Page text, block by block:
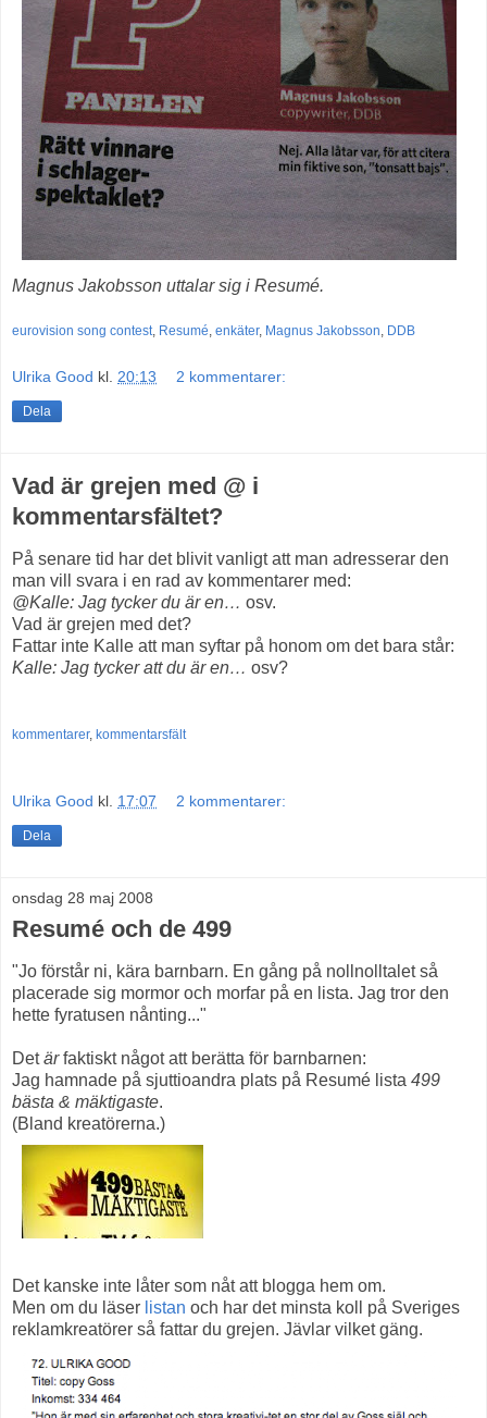
Magnus Jakobsson uttalar sig i Resumé.
eurovision song contest, Resumé, enkäter, Magnus Jakobsson, DDB
Ulrika Good kl. 20:13 2 kommentarer:
Dela
Vad är grejen med @ i
kommentarsfältet?
På senare tid har det blivit vanligt att man adresserar den
man vill svara i en rad av kommentarer med:
@Kalle: Jag tycker du är en… osv.
Vad är grejen med det?
Fattar inte Kalle att man syftar på honom om det bara står:
Kalle: Jag tycker att du är en… osv?
kommentarer, kommentarsfält
Ulrika Good kl. 17:07 2 kommentarer:
Dela
onsdag 28 maj 2008
Resumé och de 499
"Jo förstår ni, kära barnbarn. En gång på nollnolltalet så
placerade sig mormor och morfar på en lista. Jag tror den
hette fyratusen nånting..."
Detärfaktiskt något att berätta för barnbarnen:
Jag hamnade på sjuttioandra plats på Resumé lista 499
bästa & mäktigaste.
(Bland kreatörerna.)
Det kanske inte låter som nåt att blogga hem om.
Men om du läser listan och har det minsta koll på Sveriges
reklamkreatörer så fattar du grejen. Jävlar vilket gäng.